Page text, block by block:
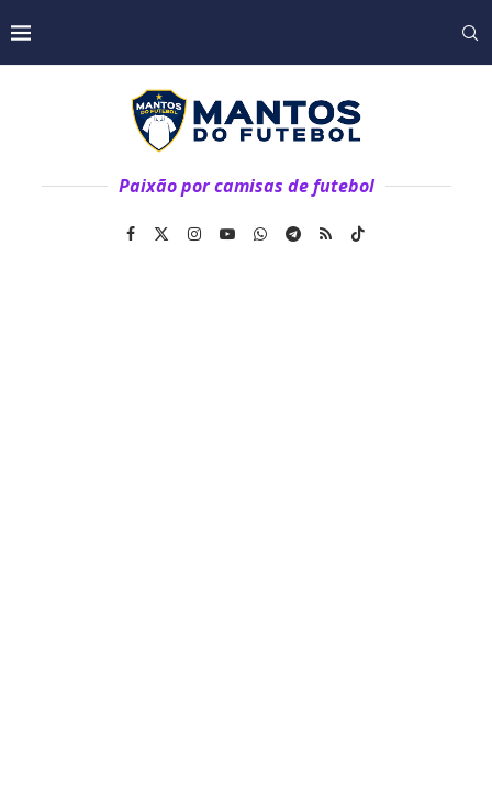
Paixão por camisas de futebol